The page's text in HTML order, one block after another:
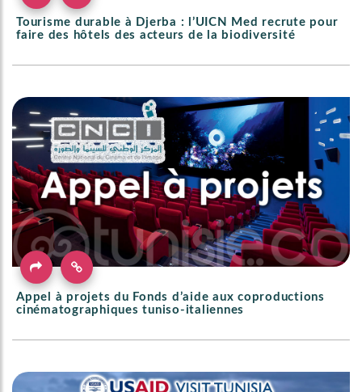
Tourisme durable à Djerba : l’UICN Med recrute pour
faire des hôtels des acteurs de la biodiversité
Appel à projets du Fonds d’aide aux coproductions
cinématographiques tuniso-italiennes